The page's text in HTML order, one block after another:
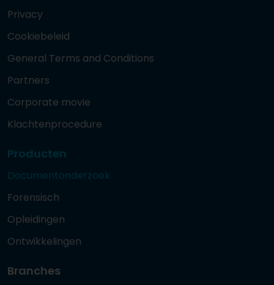
Privacy
Cookiebeleid
General Terms and Conditions
Partners
Corporate movie
Klachtenprocedure
Producten
Documentonderzoek
Forensisch
Opleidingen
Ontwikkelingen
Branches